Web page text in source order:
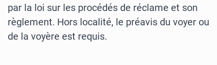
par la loi sur les procédés de réclame et son
règlement. Hors localité, le préavis du voyer ou
de la voyère est requis.